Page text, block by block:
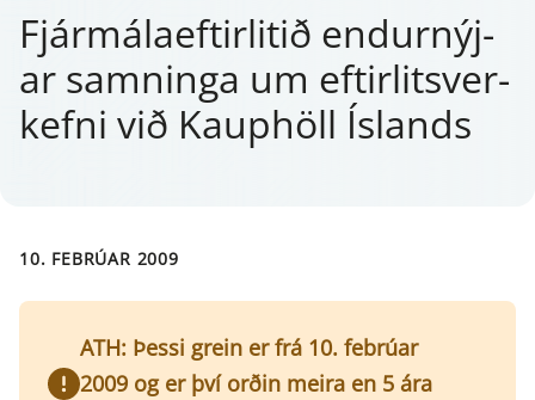
Fjá­r­mála­eft­i­r­litið end­ur­nýj­
ar samn­inga um eft­i­r­litsver­
kefni við Kaup­höll Íslands
10. FEBRÚAR 2009
ATH: Þessi grein er frá 10. febrúar
2009 og er því orðin meira en 5 ára